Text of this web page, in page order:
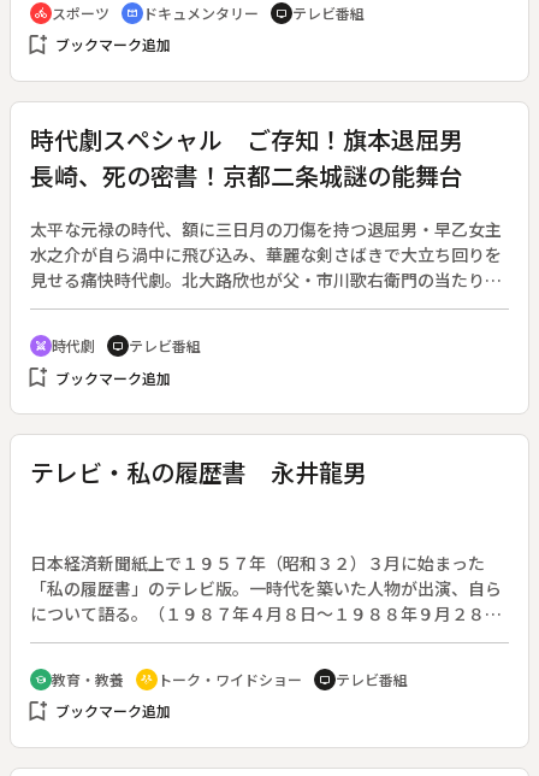
目で４５勝と大鵬に並び、７日目も勝って史上２位の４６連勝
を達成した。次に挑戦するのは双葉山の６９連勝という大記録
えた。対戦相手は横綱・大乃国。惜しくも千代の富士は敗れ、
連勝記録は５３で止まる。
directions_bike スポーツ cinematic_blur ドキュメンタリー tv テレビ番組
bookmark_add ブックマーク追加
時代劇スペシャル ご存知！旗本退屈男
長崎、死の密書！京都二条城謎の能舞台
太平な元禄の時代、額に三日月の刀傷を持つ退屈男・早乙女主
水之介が自ら渦中に飛び込み、華麗な剣さばきで大立ち回りを
見せる痛快時代劇。北大路欣也が父・市川歌右衛門の当たり役
を演じる。◆退屈の虫に苦しめられていた早乙女主水介は、勘
定奉行による粗悪な小判製造の噂を耳にする。折りしも、主水
之介の友人で長崎奉行所同心・周助が公金横領の疑いをかけら
れ行方不明になる。心配する周助の娘・絹江のため、将軍から
そに、長崎へと旅立つ。◆（保存テープ状態不良のため、タイ
トル部分で画像が乱れます。ご了承ください。）
swords 時代劇 tv テレビ番組
bookmark_add ブックマーク追加
テレビ・私の履歴書 永井龍男
日本経済新聞紙上で１９５７年（昭和３２）３月に始まった
「私の履歴書」のテレビ版。一時代を築いた人物が出演、自ら
について語る。（１９８７年４月８日～１９８８年９月２８
日、全７８回。出演者の肩書・年齢は放送当時のもの）◆第７
７回は作家の永井龍男さん（８４歳）。
school 教育・教養 adaptive_audio_mic トーク・ワイドショー tv テレビ番組
bookmark_add ブックマーク追加